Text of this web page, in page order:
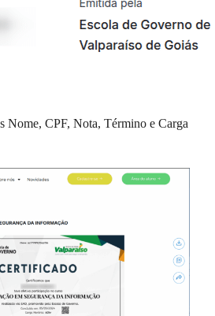
Nome, CPF, Nota, Término e Carga